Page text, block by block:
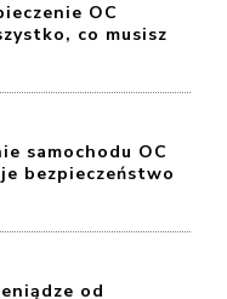
OC
co musisz
samochodu OC
bezpieczeństwo
od